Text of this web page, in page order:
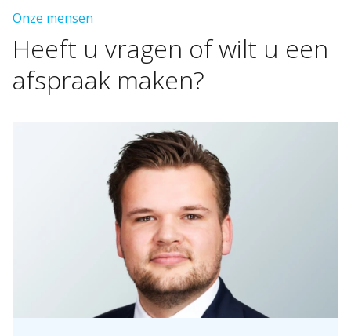
Onze mensen
Heeft u vragen ofwilt u een
afspraak maken?